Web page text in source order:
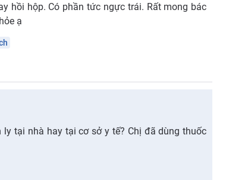
hồi hộp. Có phần tức ngực trái. Rất mong bác
ạ
ly tại nhà hay tại cơ sở y tế? Chị đã dùng thuốc